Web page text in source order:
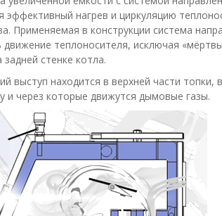
эффективный нагрев и циркуляцию
Применяемая в конструкции система
движение теплоносителя, исключая
стенке котла.
выступ находится в верхней части
и через которые движутся дымовые газы.